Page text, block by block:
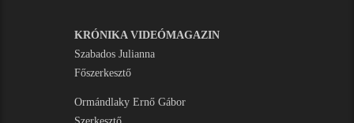
KRÓNIKA VIDEÓMAGAZIN
Szabados Julianna
Főszerkesztő
Ormándlaky Ernő Gábor